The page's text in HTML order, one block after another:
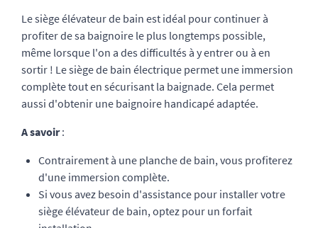
Le siège élévateur de bain est idéal pour continuer à
profiter de sa baignoire le plus longtemps possible,
même lorsque l'on a des difficultés à y entrer ou à en
sortir ! Le siège de bain électrique permet une immersion
complète tout en sécurisant la baignade. Cela permet
aussi d'obtenir une baignoire handicapé adaptée.
A savoir:
Contrairement à une planche de bain, vous profiterez
d'une immersion complète.
Si vous avez besoin d'assistance pour installer votre
siège élévateur de bain, optez pour un forfait